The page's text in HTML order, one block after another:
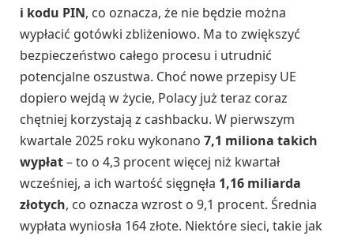
i kodu PIN, co oznacza, że nie będzie można
wypłacić gotówki zbliżeniowo. Ma to zwiększyć
bezpieczeństwo całego procesu i utrudnić
potencjalne oszustwa. Choć nowe przepisy UE
dopiero wejdą w życie, Polacy już teraz coraz
chętniej korzystają z cashbacku. W pierwszym
kwartale 2025 roku wykonano 7,1 miliona takich
wypłat– to o 4,3 procent więcej niż kwartał
wcześniej, a ich wartość sięgnęła 1,16 miliarda
złotych, co oznacza wzrost o 9,1 procent. Średnia
wypłata wyniosła 164 złote. Niektóre sieci, takie jak